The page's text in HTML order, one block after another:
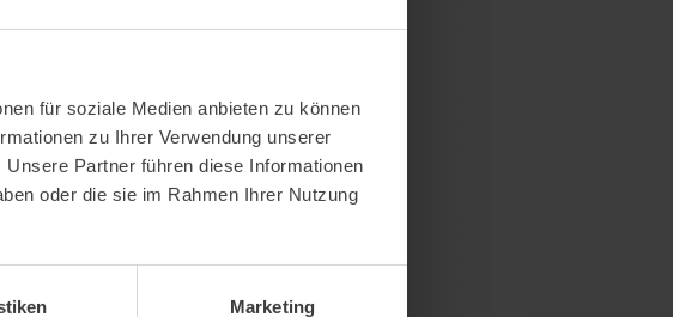
für soziale Medien anbieten zu können
zu Ihrer Verwendung unserer
Partner führen diese Informationen
oder die sie im Rahmen Ihrer Nutzung
Marketing